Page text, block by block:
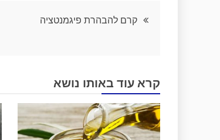
ניווט
קרם להבהרת פיגמנטציה
קרא עוד באותו נושא